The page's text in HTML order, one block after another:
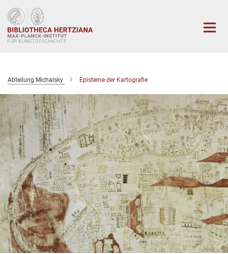
Hauptinhalt
Abteilung Michalsky Episteme der Kartografie